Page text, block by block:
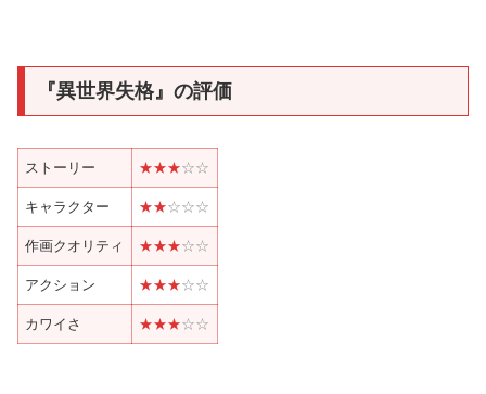
『異世界失格』の評価
ストーリー ★★★☆☆
キャラクター ★★☆☆☆
作画クオリティ ★★★☆☆
アクション ★★★☆☆
カワイさ ★★★☆☆